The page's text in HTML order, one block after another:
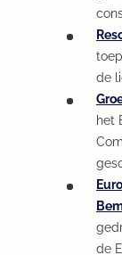
de
het
de